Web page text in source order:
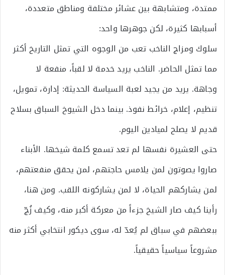
ممتدة، ومتشابهة بين عشائر مختلفة ومناطق متعددة،
أسبابها كثيرة، لكن جوهرها واحد:
سلوك ومزاج الناخب تعب من الوجوه التي تمثل التاريخ أكثر
مما تمثل الحاضر. الناخب يريد خدمة لا لقباً، منفعة لا
وجاهة. يريد من يجيد لعبة السياسة الحديثة: إدارة، تمويل،
تنظيم، إعلام، خرائط نفوذ. بينما دخل الشيوخ السباق بسلاح
قديم لا يصلح لميادين اليوم.
حتى العشيرة نفسها لم تعد تسمع كلمة شيخها. الأبناء
صاروا يصوتون لمن يلامس حاجتهم، لمن يحقق منفعتهم،
لمن يشاركهم الحياة، لا لمن يشاركونه اللقب. ومن هنا،
رأينا كيف صار الشيخ جزءاً من معركة أكبر منه، وكيف زُجّ
ببعضهم في سباق لم يُعدّ له، سوى ديكور انتخابي أكثر منه
مشروعاً سياسياً حقيقياً.